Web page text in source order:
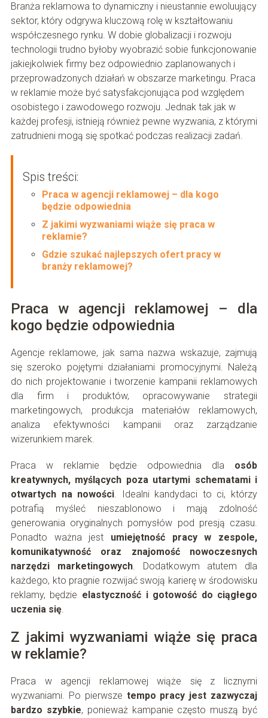
Branża reklamowa to dynamiczny i nieustannie ewoluujący
sektor, który odgrywa kluczową rolę w kształtowaniu
współczesnego rynku. W dobie globalizacji i rozwoju
technologii trudno byłoby wyobrazić sobie funkcjonowanie
jakiejkolwiek firmy bez odpowiednio zaplanowanych i
przeprowadzonych działań w obszarze marketingu. Praca
w reklamie może być satysfakcjonująca pod względem
osobistego i zawodowego rozwoju. Jednak tak jak w
każdej profesji, istnieją również pewne wyzwania, z którymi
zatrudnieni mogą się spotkać podczas realizacji zadań.
Spis treści:
Praca w agencji reklamowej – dla kogo
będzie odpowiednia
Z jakimi wyzwaniami wiąże się praca w
reklamie?
Gdzie szukać najlepszych ofert pracy w
branży reklamowej?
Praca w agencji reklamowej – dla
kogo będzie odpowiednia
Agencje reklamowe, jak sama nazwa wskazuje, zajmują
się szeroko pojętymi działaniami promocyjnymi. Należą
do nich projektowanie i tworzenie kampanii reklamowych
dla firm i produktów, opracowywanie strategii
marketingowych, produkcja materiałów reklamowych,
analiza efektywności kampanii oraz zarządzanie
wizerunkiem marek.
Praca w reklamie będzie odpowiednia dla osób
kreatywnych, myślących poza utartymi schematami i
otwartych na nowości. Idealni kandydaci to ci, którzy
potrafią myśleć nieszablonowo i mają zdolność
generowania oryginalnych pomysłów pod presją czasu.
Ponadto ważna jest umiejętność pracy w zespole,
komunikatywność oraz znajomość nowoczesnych
narzędzi marketingowych. Dodatkowym atutem dla
każdego, kto pragnie rozwijać swoją karierę w środowisku
reklamy, będzie elastyczność i gotowość do ciągłego
uczenia się.
Z jakimi wyzwaniami wiąże się praca
w reklamie?
Praca w agencji reklamowej wiąże się z licznymi
wyzwaniami. Po pierwsze tempo pracy jest zazwyczaj
bardzo szybkie, ponieważ kampanie często muszą być